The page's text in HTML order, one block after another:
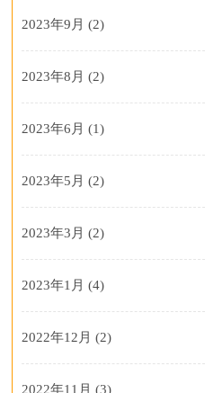
2023年9月 (2)
2023年8月 (2)
2023年6月 (1)
2023年5月 (2)
2023年3月 (2)
2023年1月 (4)
2022年12月 (2)
2022年11月 (3)